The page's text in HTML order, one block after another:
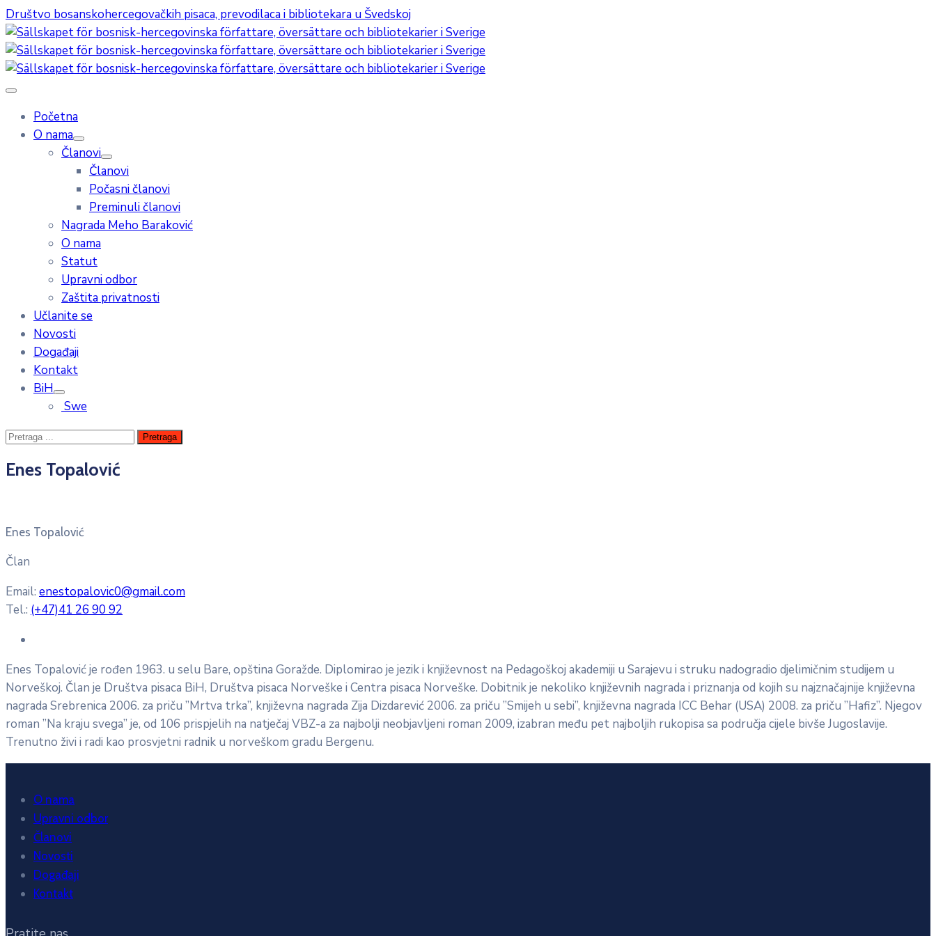
Društvo bosanskohercegovačkih pisaca, prevodilaca i bibliotekara u Švedskoj
Početna
O nama
Članovi
Članovi
Počasni članovi
Preminuli članovi
Nagrada Meho Baraković
O nama
Statut
Upravni odbor
Zaštita privatnosti
Učlanite se
Novosti
Događaji
Kontakt
BiH
Swe
Enes Topalović
Enes Topalović
Član
Email: enestopalovic0@gmail.com
Tel.: (+47)41 26 90 92
Enes Topalović je rođen 1963. u selu Bare, opština Goražde. Diplomirao je jezik i književnost na Pedagoškoj akademiji u Sarajevu i struku nadogradio djelimičnim studijem u
Norveškoj. Član je Društva pisaca BiH, Društva pisaca Norveške i Centra pisaca Norveške. Dobitnik je nekoliko književnih nagrada i priznanja od kojih su najznačajnije književna
nagrada Srebrenica 2006. za priču ”Mrtva trka”, književna nagrada Zija Dizdarević 2006. za priču ”Smijeh u sebi”, književna nagrada ICC Behar (USA) 2008. za priču ”Hafiz”. Njegov
roman ”Na kraju svega” je, od 106 prispjelih na natječaj VBZ-a za najbolji neobjavljeni roman 2009, izabran među pet najboljih rukopisa sa područja cijele bivše Jugoslavije.
Trenutno živi i radi kao prosvjetni radnik u norveškom gradu Bergenu.
O nama
Upravni odbor
Članovi
Novosti
Događaji
Kontakt